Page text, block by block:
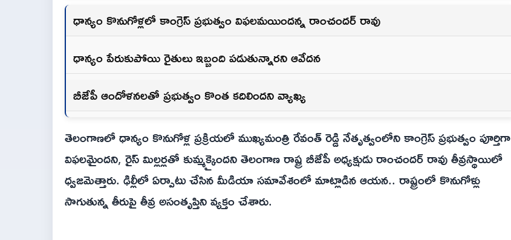
ధాన్యం కొనుగోళ్లలో కాంగ్రెస్ ప్రభుత్వం విఫలమయిందన్న రాంచందర్ రావు
ధాన్యం పేరుకుపోయి రైతులు ఇబ్బంది పడుతున్నారని ఆవేదన
బీజేపీ ఆందోళనలతో ప్రభుత్వం కొంత కదిలిందని వ్యాఖ్య
తెలంగాణలో ధాన్యం కొనుగోళ్ల ప్రక్రియలో ముఖ్యమంత్రి రేవంత్ రెడ్డి నేతృత్వంలోని కాంగ్రెస్ ప్రభుత్వం పూర్తిగా
విఫలమైందని, రైస్ మిల్లర్లతో కుమ్మక్కైందని తెలంగాణ రాష్ట్ర బీజేపీ అధ్యక్షుడు రాంచందర్ రావు తీవ్రస్థాయిలో
ధ్వజమెత్తారు. ఢిల్లీలో ఏర్పాటు చేసిన మీడియా సమావేశంలో మాట్లాడిన ఆయన.. రాష్ట్రంలో కొనుగోళ్లు
సాగుతున్న తీరుపై తీవ్ర అసంతృప్తిని వ్యక్తం చేశారు.